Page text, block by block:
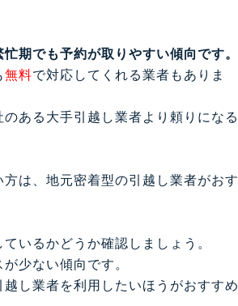
期でも予約が取りやすい傾向です。
無料で対応してくれる業者もありま
ある大手引越し業者より頼りになる
は、地元密着型の引越し業者がおす
いるかどうか確認しましょう。
少ない傾向です。
し業者を利用したいほうがおすすめ